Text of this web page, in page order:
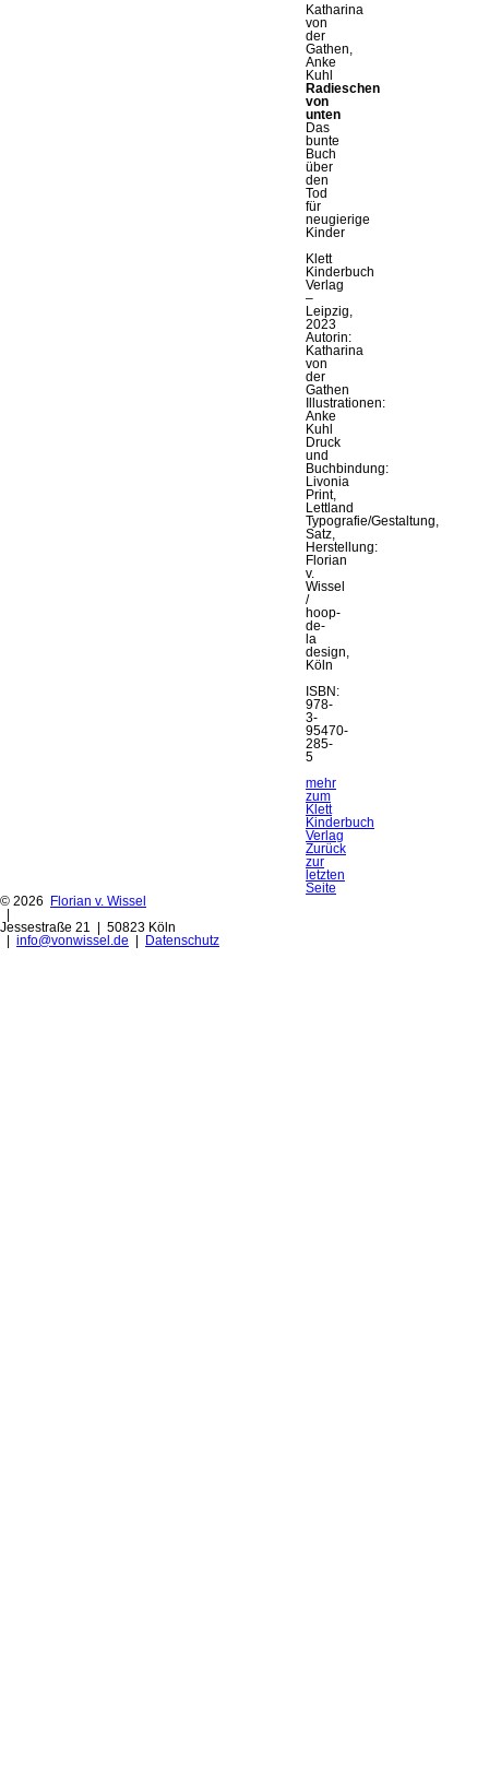
Katharina
von
der
Gathen,
Anke
Kuhl
Radieschen
von
unten
Das
bunte
Buch
über
den
Tod
für
neugierige
Kinder
Klett
Kinderbuch
Verlag
–
Leipzig,
2023
Autorin:
Katharina
von
der
Gathen
Illustrationen:
Anke
Kuhl
Druck
und
Buchbindung:
Livonia
Print,
Lettland
Typografie/Gestaltung,
Satz,
Herstellung:
Florian
v.
Wissel
/
hoop-
de-
la
design,
Köln
ISBN:
978-
3-
95470-
285-
5
mehr
zum
Klett
Kinderbuch
Verlag
Zurück
zur
letzten
Seite
© 2026
Florian v. Wissel
Jessestraße 21 | 50823 Köln
info@vonwissel.de Datenschutz